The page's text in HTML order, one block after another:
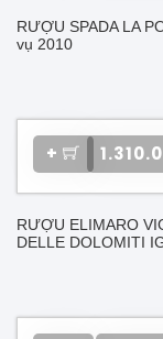
RƯỢU SPADA LA
vụ 2010
+
RƯỢU ELIMARO
DELLE DOLOMITI